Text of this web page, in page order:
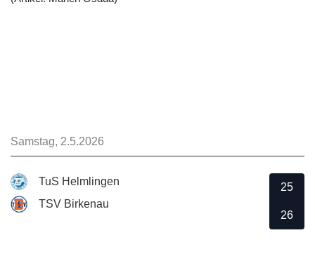
Samstag, 2.5.2026
TuS Helmlingen
TSV Birkenau
25
26